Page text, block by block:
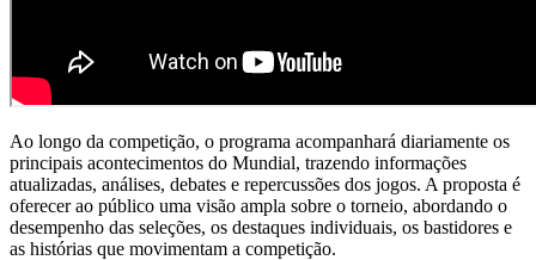
Ao longo da competição, o programa acompanhará diariamente os
principais acontecimentos do Mundial, trazendo informações
atualizadas, análises, debates e repercussões dos jogos. A proposta é
oferecer ao público uma visão ampla sobre o torneio, abordando o
desempenho das seleções, os destaques individuais, os bastidores e
as histórias que movimentam a competição.